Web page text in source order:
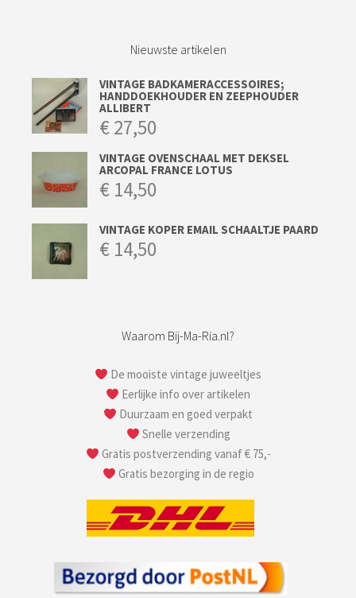
Nieuwste artikelen
VINTAGE BADKAMERACCESSOIRES;
HANDDOEKHOUDER EN ZEEPHOUDER
ALLIBERT
€27,50
VINTAGE OVENSCHAAL MET DEKSEL
ARCOPAL FRANCE LOTUS
€ 14,50
VINTAGE KOPER EMAIL SCHAALTJE PAARD
€ 14,50
Waarom Bij-Ma-Ria.nl?
De mooiste vintage juweeltjes
Eerlijke info over artikelen
Duurzaam en goed verpakt
Snelle verzending
Gratis postverzending vanaf € 75,-
Gratis bezorging in de regio